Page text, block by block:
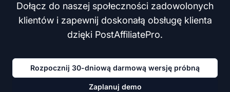
Dołącz do naszej społeczności zadowolonych
klientów i zapewnij doskonałą obsługę klienta
dzięki PostAffiliatePro.
Rozpocznij 30-dniową darmową wersję próbną
Zaplanuj demo